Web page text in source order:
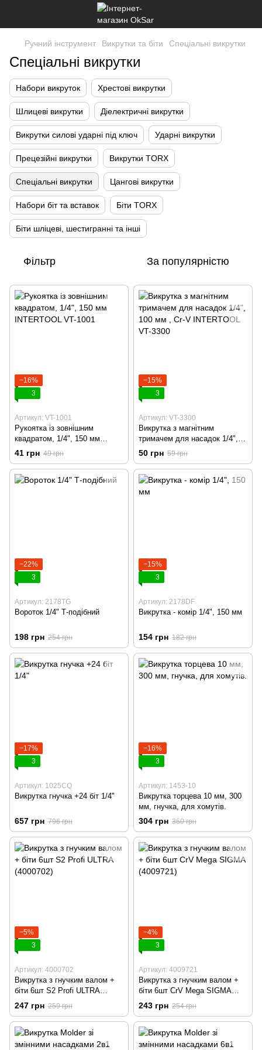
Ручний інструмент Викрутки та біти Спеціальні викрутки
Спеціальні викрутки
Набори викруток Хрестові викрутки
Шлицеві викрутки Діелектричні викрутки
Викрутки силові ударні під ключ Ударні викрутки
Прецезійні викрутки Викрутки TORX
Спеціальні викрутки Цангові викрутки
Набори біт та вставок Біти TORX
Біти шліцеві, шестигранні та інші
Фільтр За популярністю
−16%
3
Артикул: VT-1001
Рукоятка із зовнішним
квадратом, 1/4", 150 мм
INTERTOOL VT-1001
41 грн 49 грн
−15%
3
Артикул: VT-3300
Викрутка з магнітним
тримачем для насадок 1/4",
100 мм , Cr-V INTERTOOL VT-
3300
50 грн 59 грн
−22%
3
Артикул: 2178TG
Вороток 1/4" Т-подібний
198 грн 254 грн
−15%
3
Артикул: 2178DF
Викрутка - комір 1/4", 150 мм
154 грн 182 грн
−17%
3
Артикул: 1025CQ
Викрутка гнучка +24 біт 1/4"
657 грн 796 грн
−16%
3
Артикул: 1453-10
Викрутка торцева 10 мм, 300
мм, гнучка, для хомутів.
304 грн 360 грн
−5%
3
Артикул: 4000702
Викрутка з гнучким валом +
біти 6шт S2 Profi ULTRA
(4000702)
247 грн 259 грн
−4%
3
Артикул: 4009721
Викрутка з гнучким валом +
біти 6шт CrV Mega SIGMA
(4009721)
243 грн 254 грн